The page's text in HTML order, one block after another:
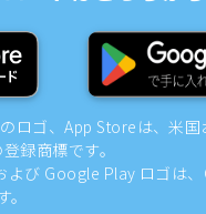
ロゴ、App Storeは、米国
録商標です。
よび Google Play ロゴは